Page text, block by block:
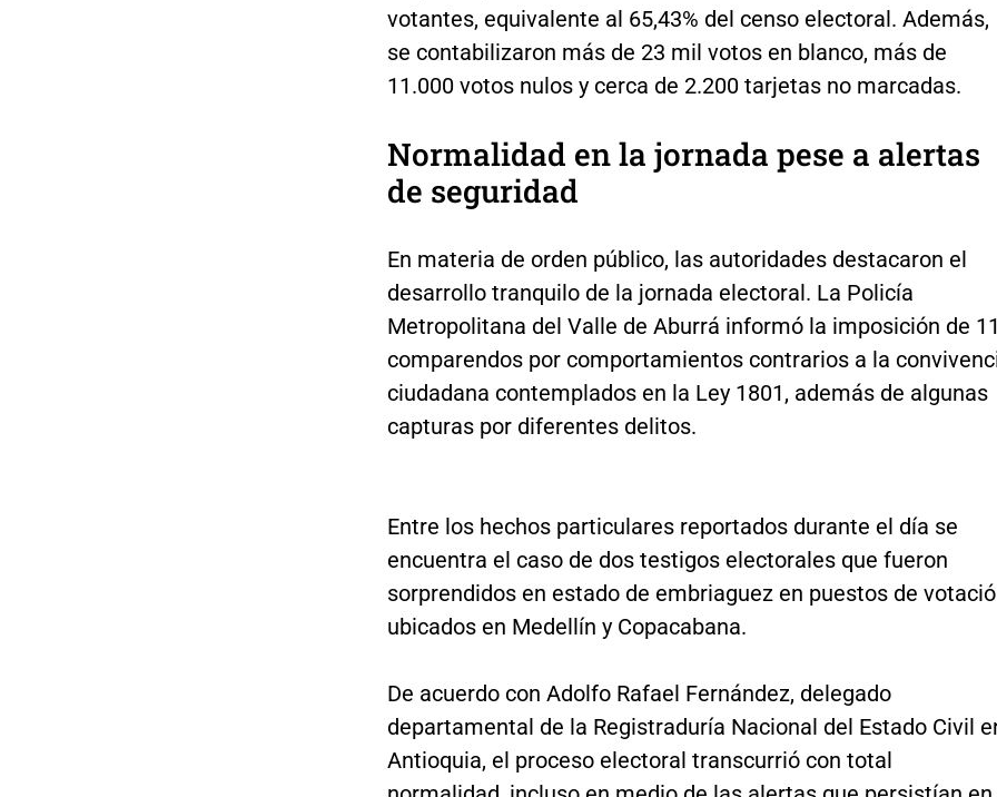
votantes, equivalente al 65,43% del censo electoral. Además,
se contabilizaron más de 23 mil votos en blanco, más de
11.000 votos nulos y cerca de 2.200 tarjetas no marcadas.
Normalidad en la jornada pese a alertas
de seguridad
En materia de orden público, las autoridades destacaron el
desarrollo tranquilo de la jornada electoral. La Policía
Metropolitana del Valle de Aburrá informó la imposición de
comparendos por comportamientos contrarios a la
ciudadana contemplados en la Ley 1801, además de algunas
capturas por diferentes delitos.
Entre los hechos particulares reportados durante el día se
encuentra el caso de dos testigos electorales que fueron
sorprendidos en estado de embriaguez en puestos de
ubicados en Medellín y Copacabana.
De acuerdo con Adolfo Rafael Fernández, delegado
departamental de la Registraduría Nacional del Estado Civil
Antioquia, el proceso electoral transcurrió con total